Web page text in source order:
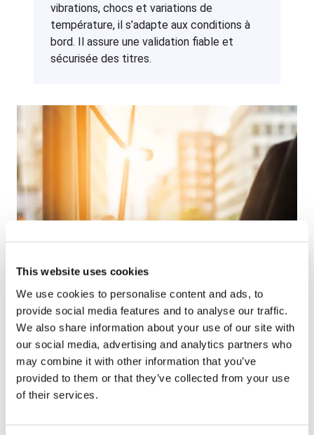
This website uses cookies
We use cookies to personalise content and ads, to
provide social media features and to analyse our traffic.
We also share information about your use of our site with
our social media, advertising and analytics partners who
may combine it with other information that you’ve
provided to them or that they’ve collected from your use
of their services.
vibrations, chocs et variations de
température, il s’adapte aux conditions à
bord. Il assure une validation fiable et
sécurisée des titres.
Pupitre fixe